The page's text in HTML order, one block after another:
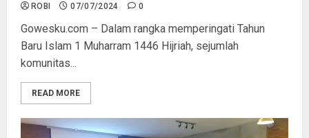
ROBI 07/07/2024 0
Gowesku.com – Dalam rangka memperingati Tahun
Baru Islam 1 Muharram 1446 Hijriah, sejumlah
komunitas...
READ MORE